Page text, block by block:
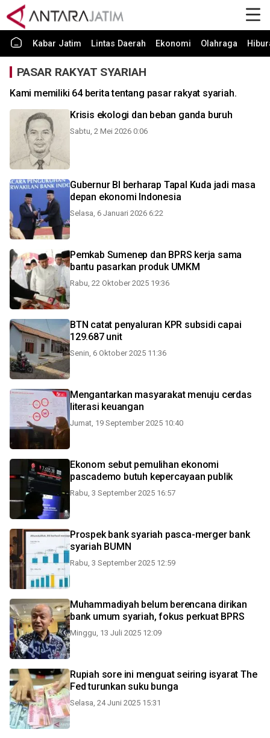
Kabar Jatim Lintas Daerah Ekonomi Olahraga
PASAR RAKYAT SYARIAH
Kami memiliki 64 berita tentang pasar rakyat syariah.
Krisis ekologi dan beban ganda buruh
Sabtu, 2 Mei 2026 0:06
Gubernur BI berharap Tapal Kuda jadi masa
depan ekonomi Indonesia
Selasa, 6 Januari 2026 6:22
Pemkab Sumenep dan BPRS kerja sama
bantu pasarkan produk UMKM
Rabu, 22 Oktober 2025 19:36
BTN catat penyaluran KPR subsidi capai
129.687 unit
Senin, 6 Oktober 2025 11:36
Mengantarkan masyarakat menuju cerdas
literasi keuangan
Jumat, 19 September 2025 10:40
Ekonom sebut pemulihan ekonomi
pascademo butuh kepercayaan publik
Rabu, 3 September 2025 16:57
Prospek bank syariah pasca-merger bank
syariah BUMN
Rabu, 3 September 2025 12:59
Muhammadiyah belum berencana dirikan
bank umum syariah, fokus perkuat BPRS
Minggu, 13 Juli 2025 12:09
Rupiah sore ini menguat seiring isyarat The
Fed turunkan suku bunga
Selasa, 24 Juni 2025 15:31